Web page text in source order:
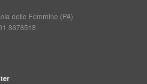
delle Femmine (PA)
8678518